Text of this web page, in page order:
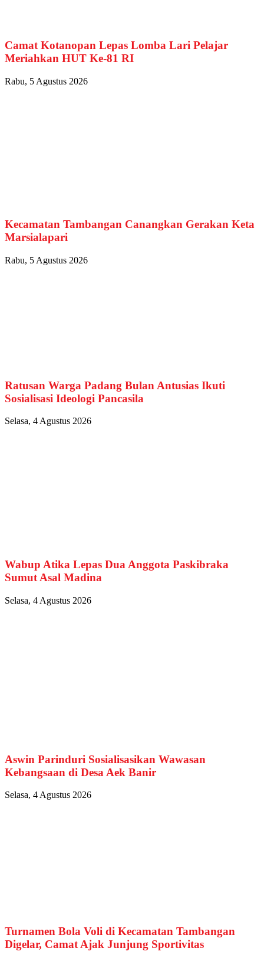
Camat Kotanopan Lepas Lomba Lari Pelajar
Meriahkan HUT Ke-81 RI
Rabu, 5 Agustus 2026
Kecamatan Tambangan Canangkan Gerakan Keta
Marsialapari
Rabu, 5 Agustus 2026
Ratusan Warga Padang Bulan Antusias Ikuti
Sosialisasi Ideologi Pancasila
Selasa, 4 Agustus 2026
Wabup Atika Lepas Dua Anggota Paskibraka
Sumut Asal Madina
Selasa, 4 Agustus 2026
Aswin Parinduri Sosialisasikan Wawasan
Kebangsaan di Desa Aek Banir
Selasa, 4 Agustus 2026
Turnamen Bola Voli di Kecamatan Tambangan
Digelar, Camat Ajak Junjung Sportivitas